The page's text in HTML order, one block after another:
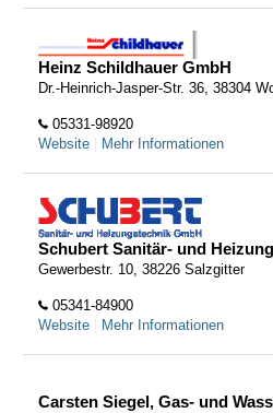
Heinz Schildhauer GmbH
Dr.-Heinrich-Jasper-Str. 36, 38304
05331-98920
Website
Mehr Informationen
Schubert Sanitär- und
Gewerbestr. 10, 38226 Salzgitter
05341-84900
Website
Mehr Informationen
Carsten Siegel, Gas- und